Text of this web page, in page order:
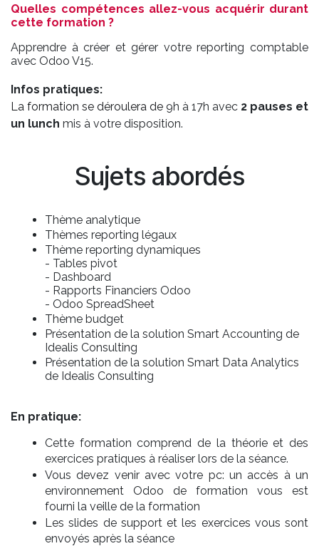
Quelles compétences allez-vous acquérir durant
cette formation ?
Apprendre à créer et gérer votre reporting comptable
avec Odoo V15.
Infos pratiques:
La formation se déroulera de 9h à 17h avec 2 pauses et
un lunch mis à votre disposition.
Sujets abordés
Thème analytique
Thèmes reporting légaux
Thème reporting dynamiques
- Tables pivot
- Dashboard
- Rapports Financiers Odoo
- Odoo SpreadSheet
Thème budget
Présentation de la solution Smart Accounting de
Idealis Consulting
Présentation de la solution Smart Data Analytics
de Idealis Consulting
En pratique:
Cette formation comprend de la théorie et des
exercices pratiques à réaliser lors de la séance.
Vous devez venir avec votre pc: un accès à un
environnement Odoo de formation vous est
fourni la veille de la formation
Les slides de support et les exercices vous sont
envoyés après la séance